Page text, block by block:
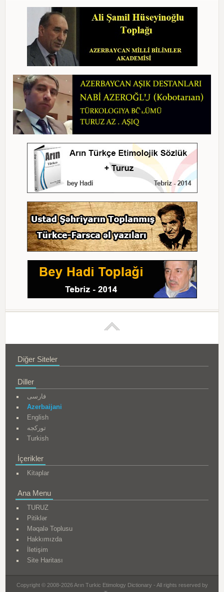
Diğer Siteler
Diller
فارسی
Azerbaijani
English
تورکجه
Turkish
İçerikler
Kitaplar
Ana Menu
TURUZ
Pitiklər
Məqalə Toplusu
Hakkımızda
İletişim
Site Haritası
Copyright © 2008-2026 Arın Turkic Etimology Dictionary - All rights reserved by